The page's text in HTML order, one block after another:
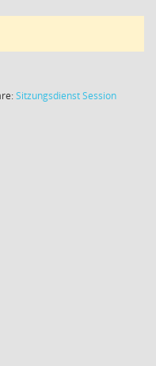
SitzungsdienstSession(Wird in